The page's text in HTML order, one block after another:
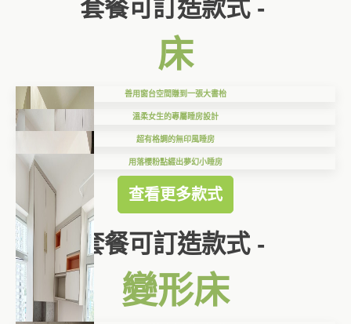
套餐可訂造款式 -
床
善用窗台空間賺到一張大書枱
溫柔女生的專屬睡房設計
超有格調的無印風睡房
用落櫻粉點綴出夢幻小睡房
查看更多款式
套餐可訂造款式 -
變形床